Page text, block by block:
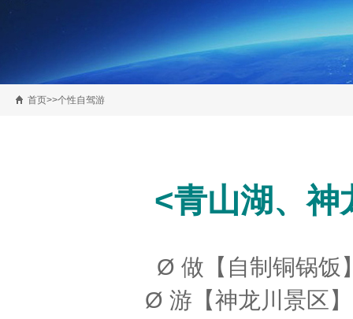
首页>>个性自驾游
<青山湖、神
Ø 做【自制铜锅饭
Ø 游【神龙川景区